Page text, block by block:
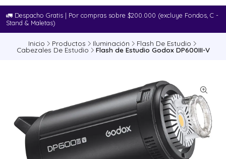
🚛​ Despacho Gratis | Por compras sobre $200.000 (excluye Fondos, C -
Stand & Maletas)
Inicio Productos Iluminación Flash De Estudio
Cabezales De Estudio Flash de Estudio Godox DP600III-V